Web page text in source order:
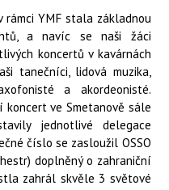
rámci YMF stala základnou
a navíc se naši žáci
koncertů v kavárnách
tanečníci, lidová muzika,
a akordeonisté.
ve Smetanově sále
jednotlivé delegace
číslo se zasloužil OSSO
doplněný o zahraniční
zahrál skvěle 3 světové